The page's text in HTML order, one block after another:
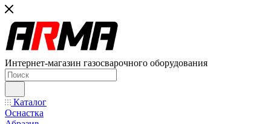
Интернет-магазин газосварочного оборудования
Каталог
Оснастка